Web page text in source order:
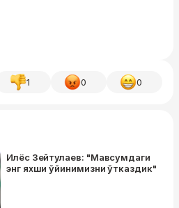
1 0 0
Илёс Зейтулаев: "Мавсумдаги
энг яхши ўйинимизни ўтказдик"